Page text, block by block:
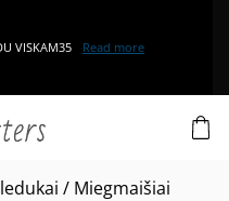
Read more
/ Miegmaišiai